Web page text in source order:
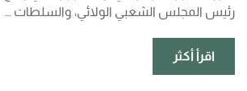
رئيس المجلس الشعبي الولائي، والسلطات …
اقرأ أكثر